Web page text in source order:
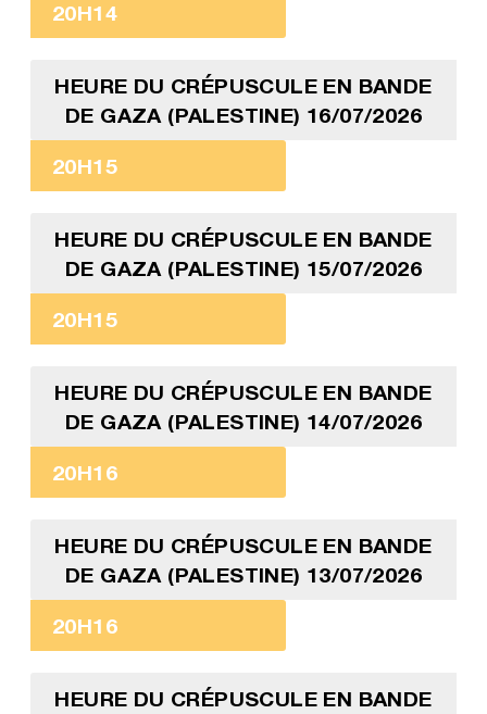
20H14
HEURE DU CRÉPUSCULE EN BANDE
DE GAZA (PALESTINE) 16/07/2026
20H15
HEURE DU CRÉPUSCULE EN BANDE
DE GAZA (PALESTINE) 15/07/2026
20H15
HEURE DU CRÉPUSCULE EN BANDE
DE GAZA (PALESTINE) 14/07/2026
20H16
HEURE DU CRÉPUSCULE EN BANDE
DE GAZA (PALESTINE) 13/07/2026
20H16
HEURE DU CRÉPUSCULE EN BANDE